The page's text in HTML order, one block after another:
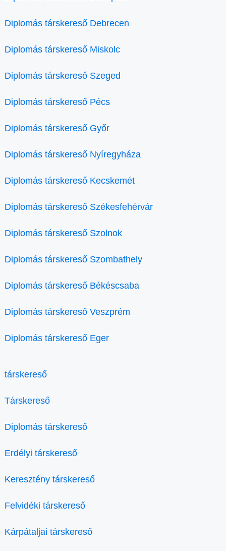
Diplomás társkereső Debrecen
Diplomás társkereső Miskolc
Diplomás társkereső Szeged
Diplomás társkereső Pécs
Diplomás társkereső Győr
Diplomás társkereső Nyíregyháza
Diplomás társkereső Kecskemét
Diplomás társkereső Székesfehérvár
Diplomás társkereső Szolnok
Diplomás társkereső Szombathely
Diplomás társkereső Békéscsaba
Diplomás társkereső Veszprém
Diplomás társkereső Eger
társkereső
Társkereső
Diplomás társkereső
Erdélyi társkereső
Keresztény társkereső
Felvidéki társkereső
Kárpátaljai társkereső